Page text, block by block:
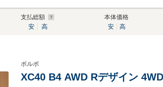
支払総額
安
高
本体価格
安
高
ボルボ
XC40 B4 AWD Rデザイン